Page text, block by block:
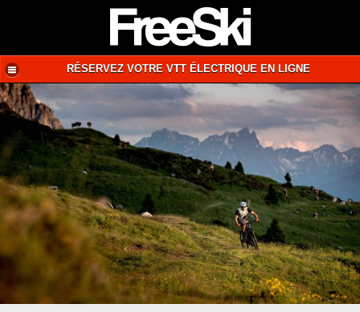
RÉSERVEZ VOTRE VTT ÉLECTRIQUE EN LIGNE